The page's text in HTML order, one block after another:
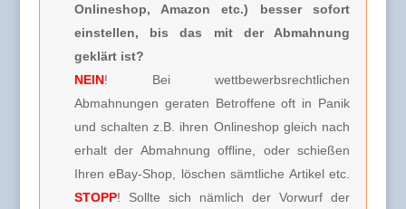
Onlineshop, Amazon etc.) besser sofort
einstellen, bis das mit der Abmahnung
geklärt ist?
NEIN! Bei wettbewerbsrechtlichen
Abmahnungen geraten Betroffene oft in Panik
und schalten z.B. ihren Onlineshop gleich nach
erhalt der Abmahnung offline, oder schießen
Ihren eBay-Shop, löschen sämtliche Artikel etc.
STOPP! Sollte sich nämlich der Vorwurf der